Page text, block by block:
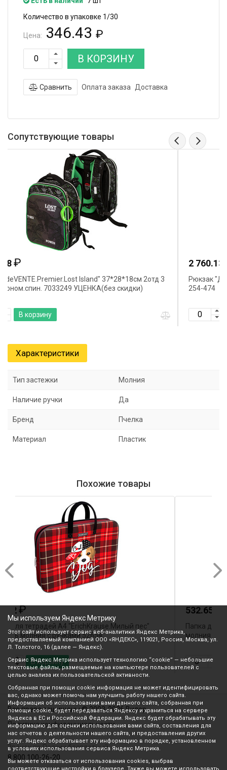
Количество в упаковке 1/30
Цена: 346.43 ₽
В КОРЗИНУ
Сравнить Оплата заказа Доставка
Сопутствующие товары
Рюкзак "Дино бэк ту скул" 37*28*14см 3отд 2кармана
254-474
Характеристики
Тип застежки Молния
Наличие ручки Да
Бренд Пчелка
Материал Пластик
Похожие товары
₽
Папка для тетрадей А4 "Гарри Поттер" текстиль 4см
молния с ручками NSn_76007 Hatber
В корзину
Все права защищены © 2003-2026 Вилор
Политика конфиденциальности
Звонок по России бесплатный
8 800 100-26-20
Мы используем Яндекс Метрику
Этот сайт использует сервис веб-аналитики Яндекс Метрика,
предоставляемый компанией ООО «ЯНДЕКС», 119021, Россия, Москва, ул.
Л. Толстого, 16 (далее — Яндекс).
Сервис Яндекс Метрика использует технологию “cookie” — небольшие
текстовые файлы, размещаемые на компьютере пользователей с
целью анализа их пользовательской активности.
Собранная при помощи cookie информация не может идентифицировать
вас, однако может помочь нам улучшить работу нашего сайта.
Информация об использовании вами данного сайта, собранная при
помощи cookie, будет передаваться Яндексу и храниться на сервере
Яндекса в ЕС и Российской Федерации. Яндекс будет обрабатывать эту
информацию для оценки использования вами сайта, составления для
нас отчетов о деятельности нашего сайта, и предоставления других
услуг. Яндекс обрабатывает эту информацию в порядке, установленном
в условиях использования сервиса Яндекс Метрика.
Вы можете отказаться от использования cookies, выбрав